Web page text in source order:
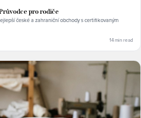
pro rodiče
české a zahraniční obchody s certifikovaným
14 min read